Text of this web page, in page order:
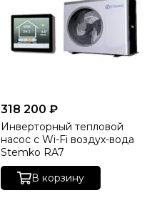
318 200 ₽
Инверторный тепловой
насос с Wi-Fi воздух-вода
Stemko RA7
В корзину